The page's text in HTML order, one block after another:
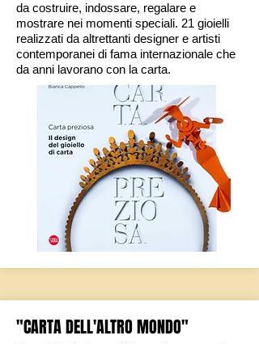
da costruire, indossare, regalare e
mostrare nei momenti speciali. 21 gioielli
realizzati da altrettanti designer e artisti
contemporanei di fama internazionale che
da anni lavorano con la carta.
"CARTA DELL'ALTRO MONDO"